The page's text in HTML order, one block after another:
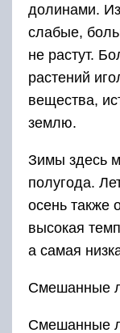
долинами.
слабые,
не растут.
растений
вещества,
землю.
Зимы здесь
полугода.
осень также
высокая
а самая
Смешанные
Смешанные